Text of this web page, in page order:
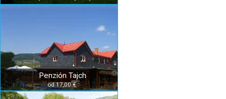
Penzión Tajch
od 17,00 €